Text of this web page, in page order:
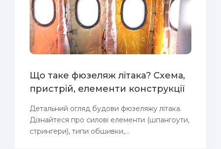
Що таке фюзеляж літака? Схема,
пристрій, елементи конструкції
Детальний огляд будови фюзеляжу літака.
Дізнайтеся про силові елементи (шпангоути,
стрингери), типи обшивки,...